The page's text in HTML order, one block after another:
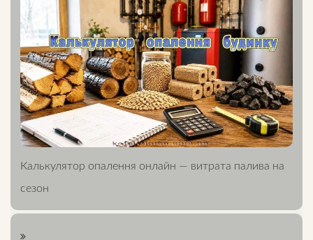
Калькулятор опалення онлайн — витрата палива на
сезон